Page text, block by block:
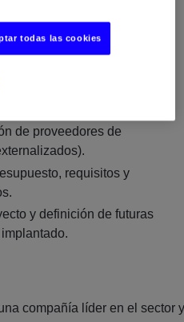
y el equipo de
de proveedores de
requisitos y
y definición de futuras
compañía líder en el sector
todas las cookies